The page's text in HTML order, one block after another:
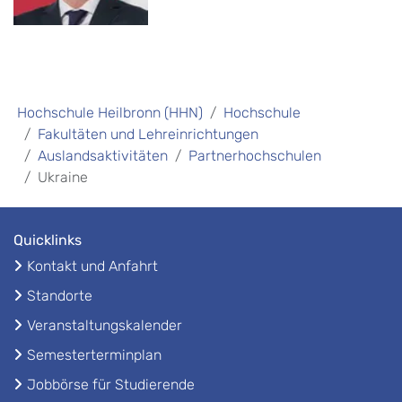
Hochschule Heilbronn (HHN)
Hochschule
Fakultäten und Lehreinrichtungen
Auslandsaktivitäten
Partnerhochschulen
Ukraine
Quicklinks
Kontakt und Anfahrt
Standorte
Veranstaltungskalender
Semesterterminplan
Jobbörse für Studierende